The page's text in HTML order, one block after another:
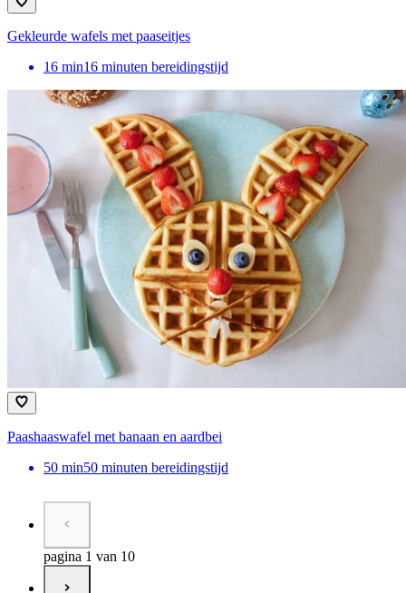
Gekleurde wafels met paaseitjes
16 min16 minuten bereidingstijd
Paashaaswafel met banaan en aardbei​
50 min50 minuten bereidingstijd
pagina 1 van 10